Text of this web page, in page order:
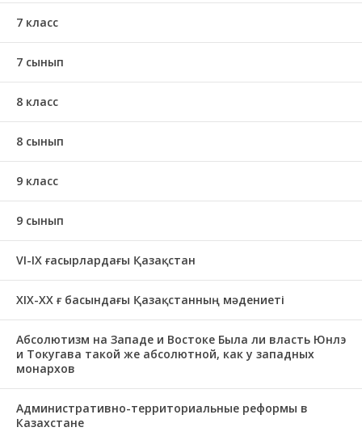
7 класс
7 сынып
8 класс
8 сынып
9 класс
9 сынып
VI-IX ғасырлардағы Қазақстан
XIХ-XX ғ басындағы Қазақстанның мәдениеті
Абсолютизм на Западе и Востоке Была ли власть Юнлэ
и Токугава такой же абсолютной, как у западных
монархов
Административно-территориальные реформы в
Казахстане